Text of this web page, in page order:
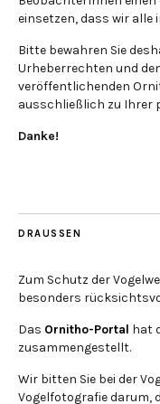
einsetzen, dass wir
Bitte bewahren Sie
Urheberrechten und
veröffentlichenden
ausschließlich zu Ihrer
Danke!
DRAUSSEN
Zum Schutz der
besonders
Das Ornitho-Portal hat
zusammengestellt.
Wir bitten Sie bei der
Vogelfotografie darum,